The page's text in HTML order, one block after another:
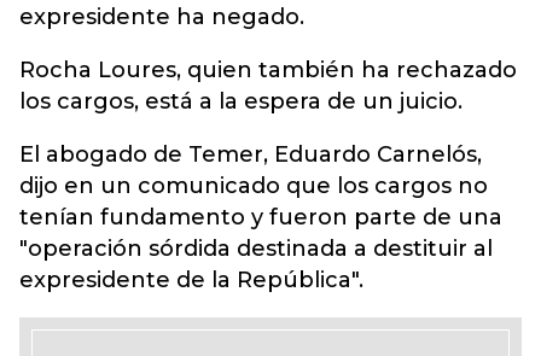
expresidente ha negado.
Rocha Loures, quien también ha rechazado
los cargos, está a la espera de un juicio.
El abogado de Temer, Eduardo Carnelós,
dijo en un comunicado que los cargos no
tenían fundamento y fueron parte de una
"operación sórdida destinada a destituir al
expresidente de la República".